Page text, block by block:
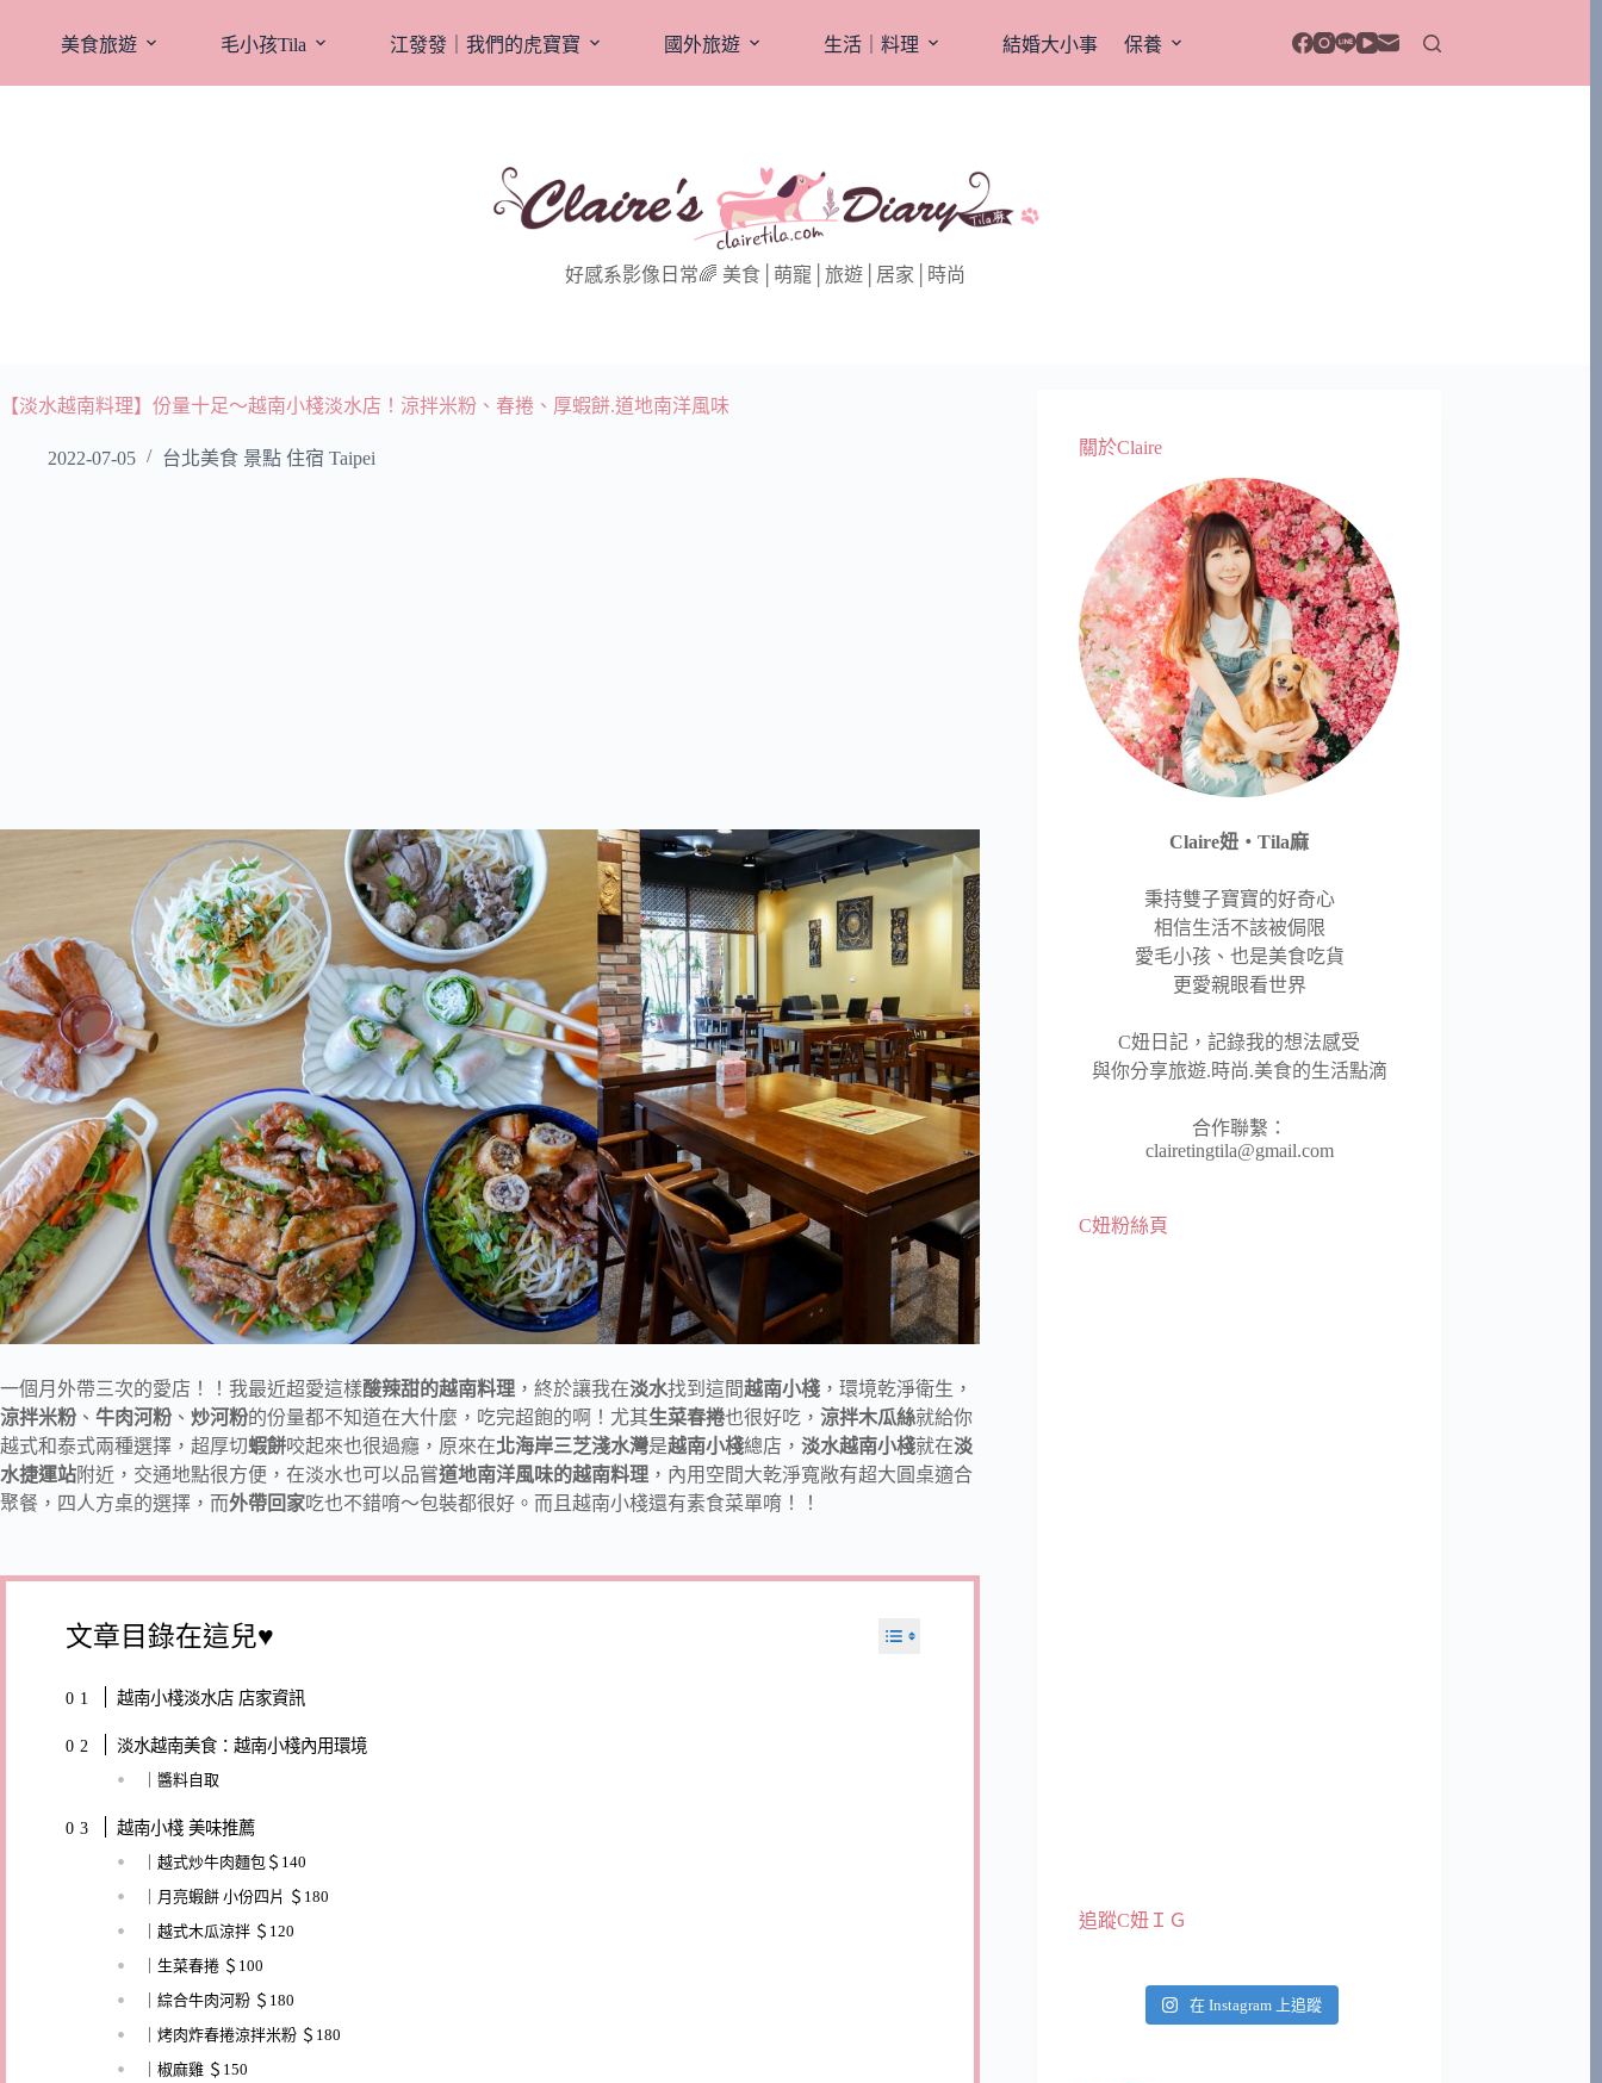
美食旅遊 毛小孩Tila 江發發｜我們的虎寶寶 國外旅遊 生活｜料理 結婚大小事 保養
好感系影像日常🌈 美食│萌寵│旅遊│居家│時尚
【淡水越南料理】份量十足～越南小棧淡水店！涼拌米粉、春捲、厚蝦餅.道地南洋風味
2022-07-05 台北美食 景點 住宿 Taipei
一個月外帶三次的愛店！！我最近超愛這樣酸辣甜的越南料理 ，終於讓我在淡水找到這間越南小棧 ，環境乾淨衛生，
涼拌米粉 、 牛肉河粉 、 炒河粉的份量都不知道在大什麼，吃完超飽的啊！尤其生菜春捲也很好吃， 涼拌木瓜絲就給你
越式和泰式兩種選擇，超厚切蝦餅咬起來也很過癮，原來在北海岸三芝淺水灣是越南小棧總店， 淡水越南小棧就在淡
水捷運站附近，交通地點很方便，在淡水也可以品嘗道地南洋風味的越南料理 ，內用空間大乾淨寬敞有超大圓桌適合
聚餐，四人方桌的選擇，而外帶回家吃也不錯唷～包裝都很好。而且越南小棧還有素食菜單唷！！
文章目錄在這兒♥
越南小棧淡水店 店家資訊
淡水越南美食：越南小棧內用環境
｜醬料自取
越南小棧 美味推薦
｜越式炒牛肉麵包＄140
｜月亮蝦餅 小份四片 ＄180
｜越式木瓜涼拌 ＄120
｜生菜春捲 ＄100
｜綜合牛肉河粉 ＄180
｜烤肉炸春捲涼拌米粉 ＄180
｜椒麻雞 ＄150
關於Claire
Claire妞‧Tila麻
秉持雙子寶寶的好奇心
相信生活不該被侷限
愛毛小孩、也是美食吃貨
更愛親眼看世界
C妞日記，記錄我的想法感受
與你分享旅遊.時尚.美食的生活點滴
合作聯繫：
clairetingtila@gmail.com
C妞粉絲頁
追蹤C妞ＩＧ
在 Instagram 上追蹤